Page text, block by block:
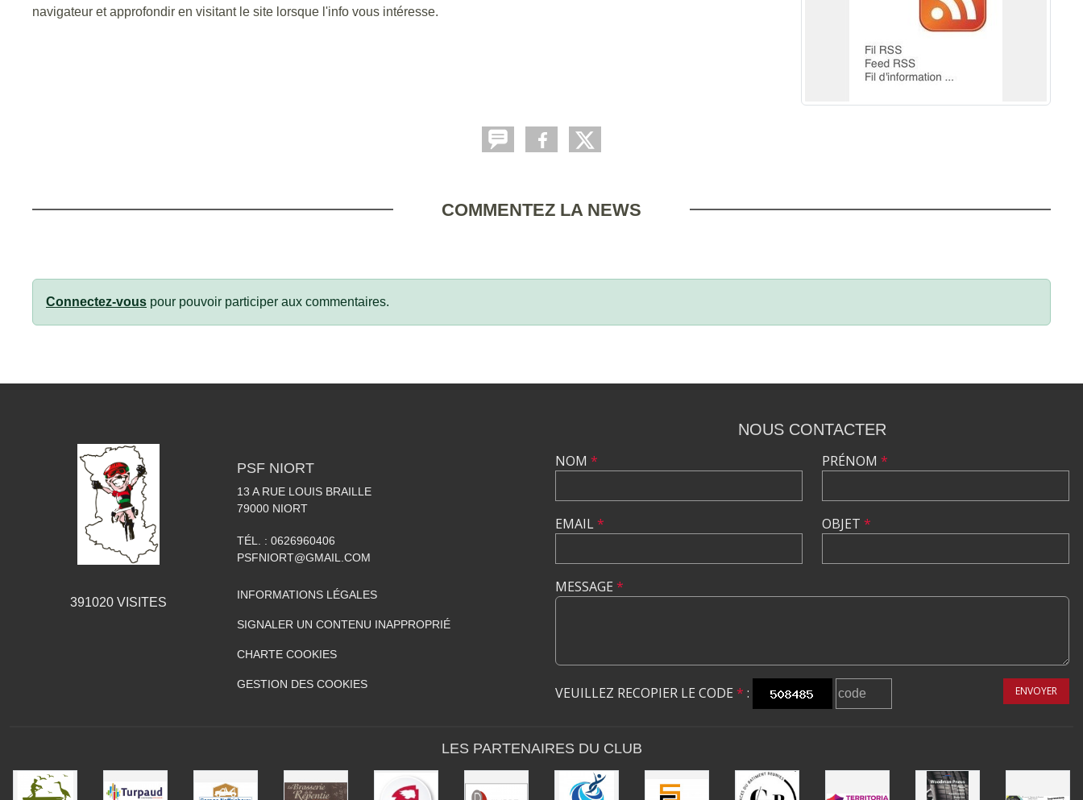
navigateur et approfondir en visitant le site lorsque l'info vous intéresse.
COMMENTEZ LA NEWS
Connectez-vous pour pouvoir participer aux commentaires.
391020 VISITES
PSF NIORT
13 A RUE LOUIS BRAILLE
79000 NIORT
TÉL. : 0626960406
PSFNIORT@GMAIL.COM
INFORMATIONS LÉGALES
SIGNALER UN CONTENU INAPPROPRIÉ
CHARTE COOKIES
GESTION DES COOKIES
NOUS CONTACTER
NOM *
EMAIL*
PRÉNOM *
OBJET *
MESSAGE *
VEUILLEZ RECOPIER LE CODE * : ENVOYER
LES PARTENAIRES DU CLUB